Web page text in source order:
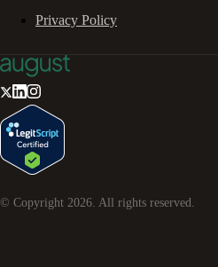
Privacy Policy
© Copyright 2026 . All rights reserved.